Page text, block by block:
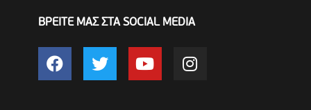
ΒΡΕΙΤΕ ΜΑΣ ΣΤΑ SOCIAL MEDIA